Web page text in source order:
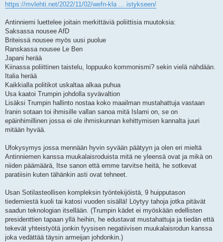
https://mvlehti.net/2022/11/02/wefn-kla ... istykseen/
Antinniemi luettelee joitain merkittäviä poliittisia muutoksia:
Saksassa nousee AfD
Briteissä nousee myös uusi puolue
Ranskassa nousee Le Ben
Japani herää
Kiinassa poliittinen taistelu, loppuuko kommonismi? sekin vielä nähdään.
Italia herää
Kaikkialla politikot uskaltaa alkaa puhua
Usa kaatoi Trumpin johdolla syvävaltion
Lisäksi Trumpin hallinto nostaa koko maailman mustahattuja vastaan
Iranin sotaan toi ihmisille vallan sanoa mitä Islami on, se on
epäinhimillinen jossa ei ole ihmiskunnan kehittymisen kannalta juuri
mitään hyvää.
Ufokysymys jossa mennään hyvin syvään päätyyn ja olen eri mieltä
Antinniemen kanssa muukalaisroduista mitä ne yleensä ovat ja mikä on
niiden päämäärä, Itse sanon että emme tarvitse heitä, he sotkevat
paratiisin kuten tähänkin asti ovat tehneet.
Usan Sotilasteollisen kompleksin työntekijöistä, 9 huipputason
tiedemiestä kuoli tai katosi vuoden sisällä! Löytyy tahoja jotka pitävät
saadun teknologian itsellään. (Trumpin kädet ei myöskään edellisten
presidenttien tapaan yllä heihin, he edustavat mustahattuja ja tiedän että
tekevät yhteistyötä jonkin fyysisen negatiivisen muukalaisrodun kanssa
joka vedättää täysin armeijan johdonkin.)